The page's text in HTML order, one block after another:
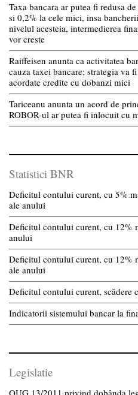
Taxa bancara ar putea fi redusa
si 0,2% la cele mici, insa
nivelul acesteia, intermedierea
vor creste
Raiffeisen anunta ca activitatea
cauza taxei bancare; strategia va
acordate credite cu dobanzi mici
Tariceanu anunta un acord de
ROBOR-ul ar putea fi inlocuit cu
Statistici BNR
Deficitul contului curent, cu 5%
ale anului
Deficitul contului curent, cu 12%
anului
Deficitul contului curent, cu 12%
ale anului
Deficitul contului curent, scădere
Indicatorii sistemului bancar la
Legislatie